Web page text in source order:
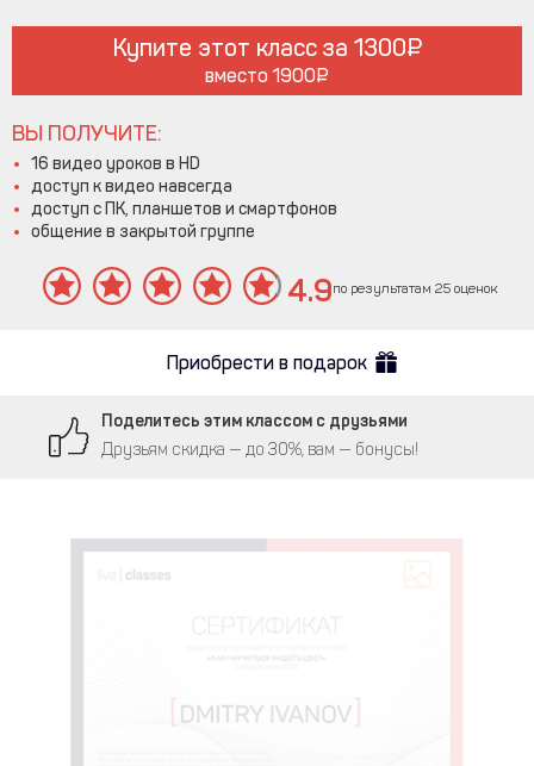
Купите этот класс за 1300
вместо 1900
ВЫ ПОЛУЧИТЕ:
16 видео уроков в HD
доступ к видео навсегда
доступ с ПК, планшетов и смартфонов
общение в закрытой группе
4.9по результатам 25 оценок
Приобрести в подарок
Поделитесь этим классом с друзьями
Друзьям скидка — до 30%, вам — бонусы!